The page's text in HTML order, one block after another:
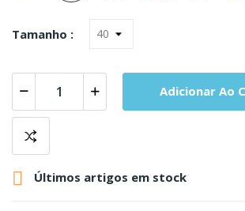
Tamanho :
Adicionar Ao
 Últimos artigos em stock